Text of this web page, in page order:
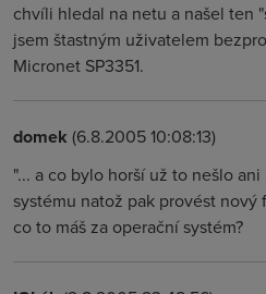
chvíli hledal na netu a našel ten
jsem štastným uživatelem
Micronet SP3351.
domek (6.8.2005 10:08:13)
"... a co bylo horší už to nešlo
systému natož pak provést nový
co to máš za operační systém?